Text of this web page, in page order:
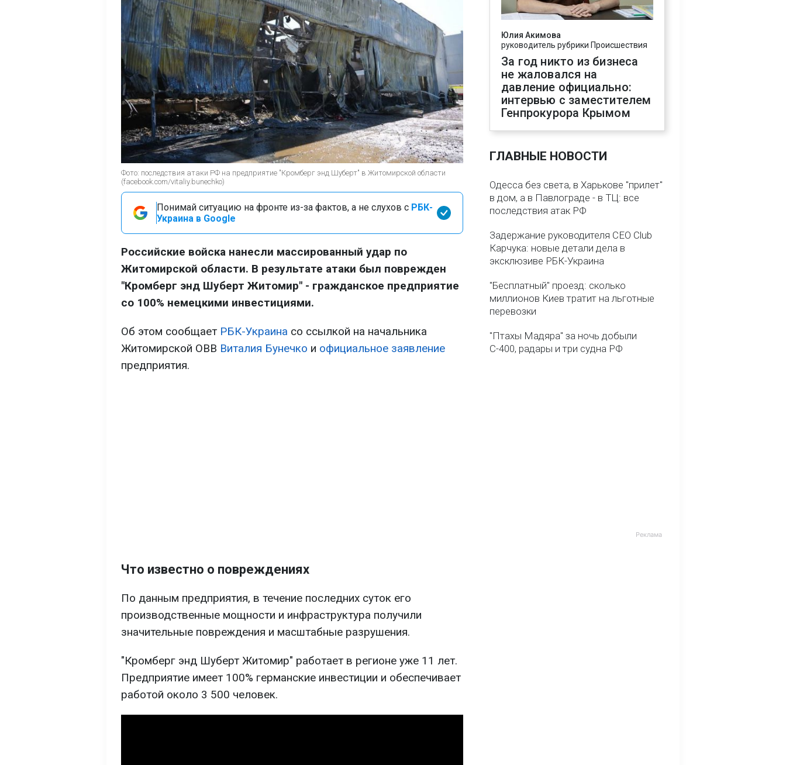
Фото: последствия атаки РФ на предприятие "Кромберг энд Шуберт" в Житомирской области
(facebook.com/vitaliy.bunechko)
Понимай ситуацию на фронте из-за фактов, а не слухов с РБК-
Украина в Google
Российские войска нанесли массированный удар по
Житомирской области. В результате атаки был поврежден
"Кромберг энд Шуберт Житомир" - гражданское предприятие
со 100% немецкими инвестициями.
Об этом сообщает РБК-Украина со ссылкой на начальника
Житомирской ОВВ Виталия Бунечко и официальное заявление
предприятия.
Что известно о повреждениях
По данным предприятия, в течение последних суток его
производственные мощности и инфраструктура получили
значительные повреждения и масштабные разрушения.
"Кромберг энд Шуберт Житомир" работает в регионе уже 11 лет.
Предприятие имеет 100% германские инвестиции и обеспечивает
работой около 3 500 человек.
Юлия Акимова
руководитель рубрики Происшествия
За год никто из бизнеса
не жаловался на
давление официально:
интервью с заместителем
Генпрокурора Крымом
ГЛАВНЫЕ НОВОСТИ
Одесса без света, в Харькове "прилет"
в дом, а в Павлограде - в ТЦ: все
последствия атак РФ
Задержание руководителя CEO Club
Карчука: новые детали дела в
эксклюзиве РБК-Украина
"Бесплатный" проезд: сколько
миллионов Киев тратит на льготные
перевозки
"Птахы Мадяра" за ночь добыли
С-400, радары и три судна РФ